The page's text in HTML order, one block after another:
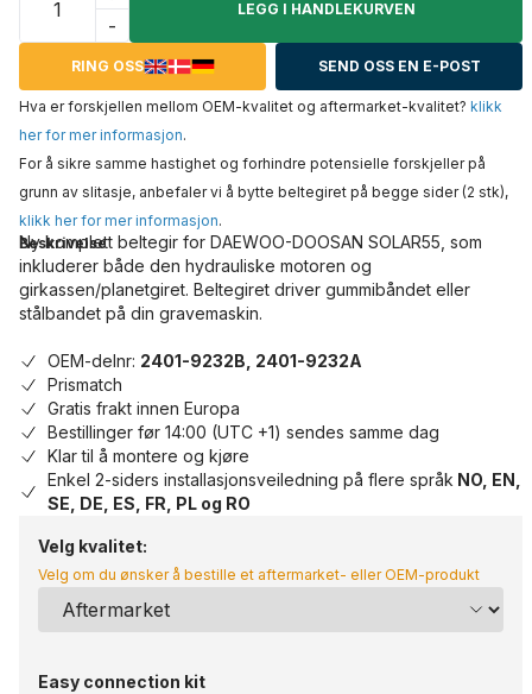
-
LEGG I HANDLEKURVEN
RING OSS SEND OSS EN E-POST
Hva er forskjellen mellom OEM-kvalitet og aftermarket-kvalitet? klikk
her for mer informasjon.
For å sikre samme hastighet og forhindre potensielle forskjeller på
grunn av slitasje, anbefaler vi å bytte beltegiret på begge sider (2 stk),
klikk her for mer informasjon.
Beskrivelse
Ny komplett beltegir for DAEWOO-DOOSAN SOLAR55, som
inkluderer både den hydrauliske motoren og
girkassen/planetgiret. Beltegiret driver gummibåndet eller
stålbandet på din gravemaskin.
OEM-delnr: 2401-9232B, 2401-9232A
Prismatch
Gratis frakt innen Europa
Bestillinger før 14:00 (UTC +1) sendes samme dag
Klar til å montere og kjøre
Enkel 2-siders installasjonsveiledning på flere språk NO, EN,
SE, DE, ES, FR, PL og RO
Velg kvalitet:
Velg om du ønsker å bestille et aftermarket- eller OEM-produkt
Easy connection kit